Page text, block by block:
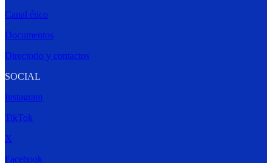
Canal ético
Documentos
Directorio y contactos
SOCIAL
Instagram
TikTok
X
Facebook